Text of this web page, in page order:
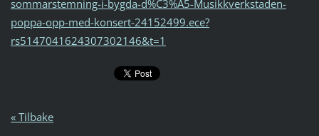
sommarstemning-i-bygda-d%C3%A5-Musikkverkstaden-
poppa-opp-med-konsert-24152499.ece?
rs5147041624307302146&t=1
« Tilbake